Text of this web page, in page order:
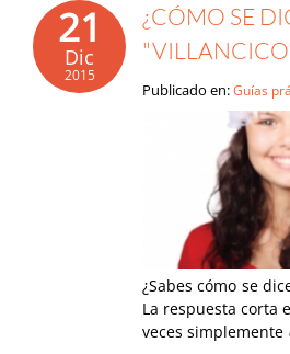
21
Dic
2015
¿CÓMO SE
Publicado en:Guías
¿Sabes cómo se
La respuesta corta
veces simplemente